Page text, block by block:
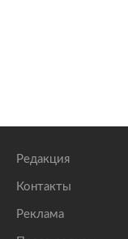
Редакция
Контакты
Реклама